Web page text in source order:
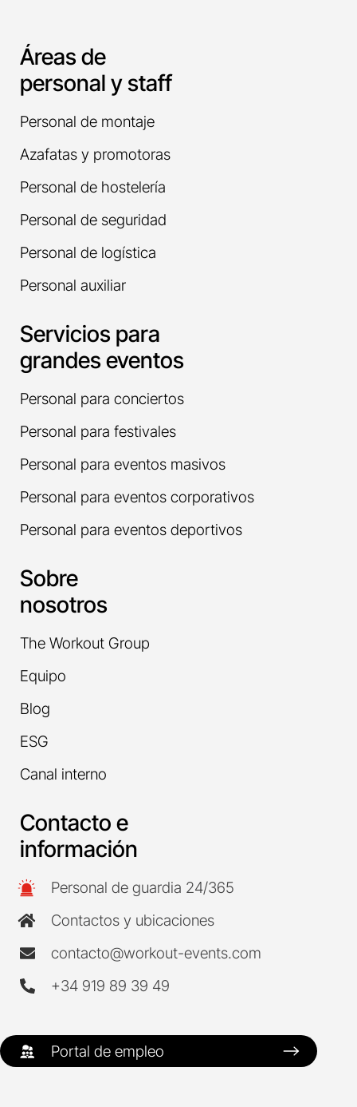
Áreas de
personal y staff
Personal de montaje
Azafatas y promotoras
Personal de hostelería
Personal de seguridad
Personal de logística
Personal auxiliar
Servicios para
grandes eventos
Personal para conciertos
Personal para festivales
Personal para eventos masivos
Personal para eventos corporativos
Personal para eventos deportivos
Sobre
nosotros
The Workout Group
Equipo
Blog
ESG
Canal interno
Contacto e
información
Personal de guardia 24/365
Contactos y ubicaciones
contacto@workout-events.com
+34 919 89 39 49
Portal de empleo